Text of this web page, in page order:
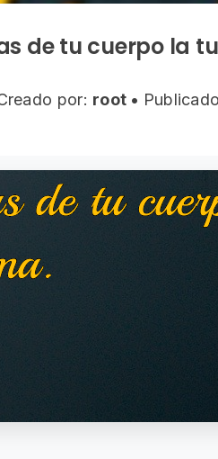
de tu cuerpo la
por: root •